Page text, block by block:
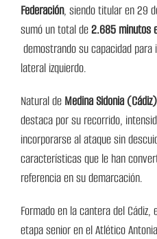
Federación, siendo titular en 29
sumó un total de2.685 minutos
demostrando su capacidad
lateral izquierdo.
Natural de Medina Sidonia (Cádiz)
destaca por su recorrido,
incorporarse al ataque sin
características que le han
referencia en su demarcación.
Formado en la cantera del
etapa senior en el Atlético